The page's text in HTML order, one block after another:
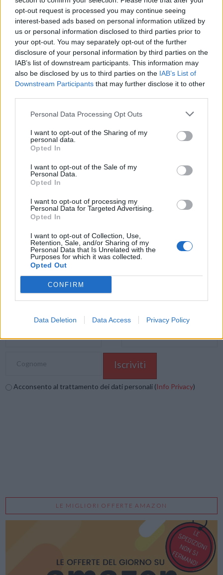
opt-out request is processed you may continue seeing
interest-based ads based on personal information utilized by
us or personal information disclosed to third parties prior to
your opt-out. You may separately opt-out of the further
disclosure of your personal information by third parties on the
IAB’s list of downstream participants. This information may
also be disclosed by us to third parties on the IAB’s List of
Downstream Participants that may further disclose it to other
Personal Data Processing Opt Outs
I want to opt-out of the Sharing of my
personal data.
Opted In
I want to opt-out of the Sale of my
Personal Data.
Opted In
I want to opt-out of processing my
Personal Data for Targeted Advertising.
Opted In
I want to opt-out of Collection, Use,
Retention, Sale, and/or Sharing of my
Personal Data that Is Unrelated with the
Purposes for which it was collected.
Opted Out
CONFIRM
Data Deletion Data Access Privacy Policy
Crescita dei pagamenti contactless e calo dei prelievi
presso gli sportelli
I clienti cercano metodi di pagamento più sicuri e stanno utilizzando
salita all’81%. La crescita è stata influenzata anche dall’utilizzo di
Apple Pay e Google Pay. Che l’attenzione alla sicurezza sia in
aumento è anche confermato da un altro dato significativo: i prelievi
dei clienti, nel 2020 sono stati effettuati da solo il 35%.
Condividi questo articolo:
E-mail
Mastodon Telegram WhatsApp
Stampa
Vuoi ricevere gli aggiornamenti delle news di TecnoGazzetta?
Inserisci nome ed indirizzo E-Mail:
Acconsento al trattamento dei dati personali (Info Privacy)
LE MIGLIORI OFFERTE AMAZON